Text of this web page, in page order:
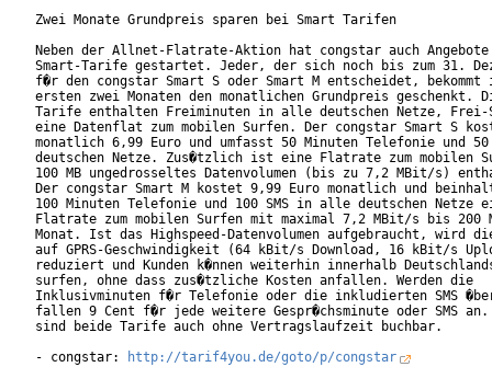
Zwei Monate Grundpreis sparen bei Smart Tarifen
Neben der Allnet-Flatrate-Aktion hat congstar auch
Smart-Tarife gestartet. Jeder, der sich noch bis zum 31.
f�r den congstar Smart S oder Smart M entscheidet, bekommt
ersten zwei Monaten den monatlichen Grundpreis geschenkt.
Tarife enthalten Freiminuten in alle deutschen Netze, Frei-
eine Datenflat zum mobilen Surfen. Der congstar Smart S
monatlich 6,99 Euro und umfasst 50 Minuten Telefonie und
deutschen Netze. Zus�tzlich ist eine Flatrate zum mobilen
100 MB ungedrosseltes Datenvolumen (bis zu 7,2 MBit/s)
Der congstar Smart M kostet 9,99 Euro monatlich und
100 Minuten Telefonie und 100 SMS in alle deutschen Netze
Flatrate zum mobilen Surfen mit maximal 7,2 MBit/s bis 200
Monat. Ist das Highspeed-Datenvolumen aufgebraucht, wird
auf GPRS-Geschwindigkeit (64 kBit/s Download, 16 kBit/s
reduziert und Kunden k�nnen weiterhin innerhalb
surfen, ohne dass zus�tzliche Kosten anfallen. Werden die
Inklusivminuten f�r Telefonie oder die inkludierten SMS
fallen 9 Cent f�r jede weitere Gespr�chsminute oder SMS an.
sind beide Tarife auch ohne Vertragslaufzeit buchbar.
- congstar:
http://tarif4you.de/goto/p/congstar